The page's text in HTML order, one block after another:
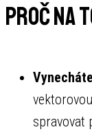
Proč na
spravovat